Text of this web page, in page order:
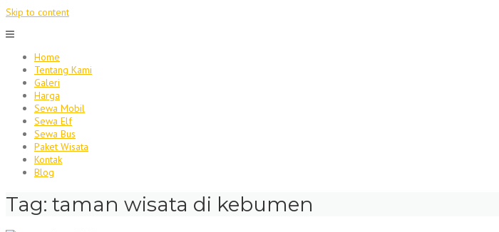
Skip to content
Home
Tentang Kami
Galeri
Harga
Sewa Mobil
Sewa Elf
Sewa Bus
Paket Wisata
Kontak
Blog
Tag: taman wisata di kebumen